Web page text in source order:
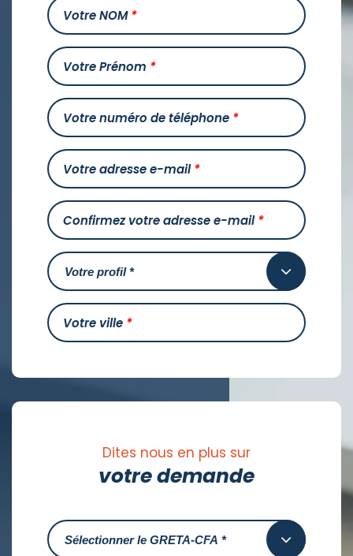
Votre NOM*
Votre Prénom *
Votre numéro de téléphone *
Votre adresse e-mail*
Confirmez votre adresse e-mail*
Votre ville *
Dites nous en plus sur
votre demande